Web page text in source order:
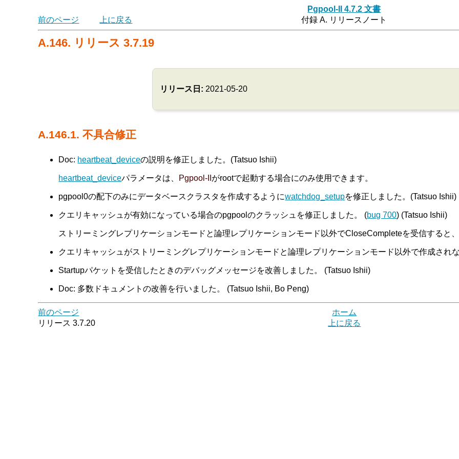
Pgpool-II 4.7.2 文書
前のページ
上に戻る 付録 A. リリースノート
A.146. リリース 3.7.19
リリース日: 2021-05-20
A.146.1. 不具合修正
Doc: heartbeat_deviceの説明を修正しました。(Tatsuo Ishii)
heartbeat_deviceパラメータは、 Pgpool-II がrootで起動する場合にのみ使用できます。
pgpool0の配下のみにデータベースクラスタを作成するようにwatchdog_setupを修正しました。(Tatsuo Ishii)
クエリキャッシュが有効になっている場合のpgpoolのクラッシュを修正しました。 (bug 700) (Tatsuo Ishii)
ストリーミングレプリケーションモードと論理レプリケーションモード以外でCloseCompleteを受信すると
クエリキャッシュがストリーミングレプリケーションモードと論理レプリケーションモード以外で作成され
Startupパケットを受信したときのデバッグメッセージを改善しました。 (Tatsuo Ishii)
Doc: 多数ドキュメントの改善を行いました。 (Tatsuo Ishii, Bo Peng)
前のページ ホーム
リリース 3.7.20
上に戻る